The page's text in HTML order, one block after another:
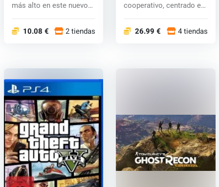
más alto en este nuevo
10.08 € 2 tiendas
cooperativo, centrado en
26.99 € 4 tiendas